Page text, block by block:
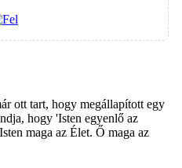
ott tart, hogy megállapított egy
hogy 'Isten egyenlő az
maga az Élet. Ő maga az